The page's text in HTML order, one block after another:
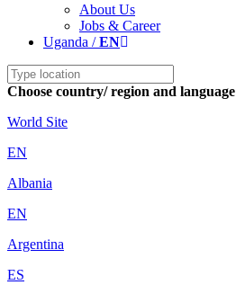
About Us
Jobs & Career
Uganda /EN
Choose country/ region and language
World Site
EN
Albania
EN
Argentina
ES